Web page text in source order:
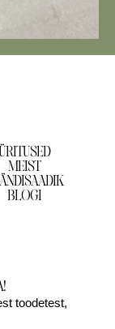
ÜRITUSED
MEIST
BLOGI
toodetest,